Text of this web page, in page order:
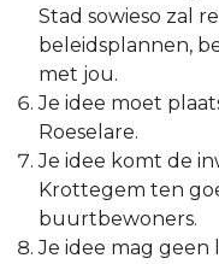
Stad sowieso zal
beleidsplannen,
met jou.
Je idee moet
Roeselare.
Je idee komt de
Krottegem ten
buurtbewoners.
Je idee mag